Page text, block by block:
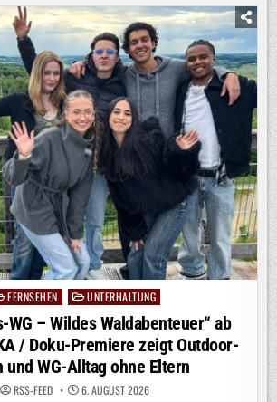
BEI
„SOMMER-
SPASS M
IT A
NDY B
ORG“
FERNSEHEN UNTERHALTUNG
WG – Wildes Waldabenteuer“ ab
/ Doku-Premiere zeigt Outdoor-
und WG-Alltag ohne Eltern
RSS-FEED 6. AUGUST 2026